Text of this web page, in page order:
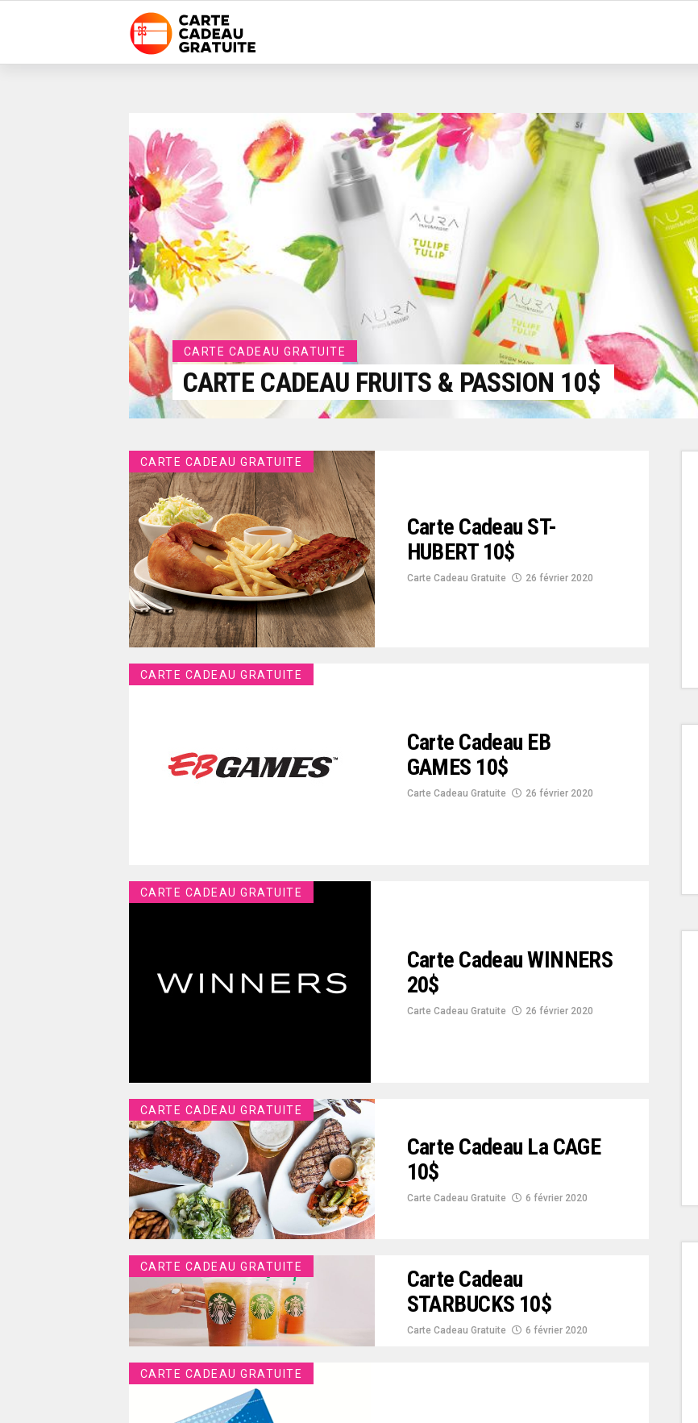
CARTE CADEAU GRATUITE
CARTE CADEAU FRUITS & PASSION 10$
CARTE CADEAU GRATUITE
Carte Cadeau ST-
HUBERT 10$
Carte Cadeau Gratuite 26 février 2020
CARTE CADEAU GRATUITE
Carte Cadeau EB
GAMES 10$
Carte Cadeau Gratuite 26 février 2020
CARTE CADEAU GRATUITE
Carte Cadeau WINNERS
20$
Carte Cadeau Gratuite 26 février 2020
CARTE CADEAU GRATUITE
Carte Cadeau La CAGE
10$
Carte Cadeau Gratuite 6 février 2020
CARTE CADEAU GRATUITE
Carte Cadeau
STARBUCKS 10$
Carte Cadeau Gratuite 6 février 2020
CARTE CADEAU GRATUITE